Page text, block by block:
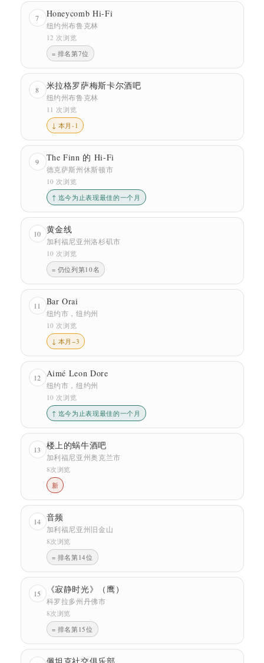
7 Honeycomb Hi-Fi
纽约州布鲁克林
12 次浏览
= 排名第7位
8 米拉格罗萨梅斯卡尔酒吧
纽约州布鲁克林
11 次浏览
↓ 本月-1
9 The Finn 的 Hi-Fi
德克萨斯州休斯顿市
10 次浏览
↑ 迄今为止表现最佳的一个月
10 黄金线
加利福尼亚州洛杉矶市
10 次浏览
= 仍位列第10名
11 Bar Orai
纽约市，纽约州
10 次浏览
↓ 本月−3
12 Aimé Leon Dore
纽约市，纽约州
10 次浏览
↑ 迄今为止表现最佳的一个月
13 楼上的蜗牛酒吧
加利福尼亚州奥克兰市
8次浏览
新
14 音频
加利福尼亚州旧金山
8次浏览
= 排名第14位
15 《寂静时光》（鹰）
科罗拉多州丹佛市
8次浏览
= 排名第15位